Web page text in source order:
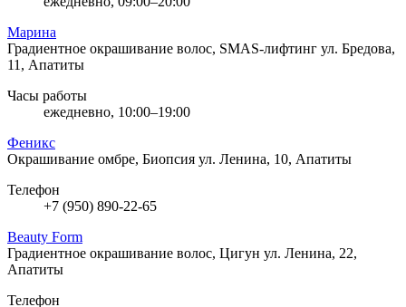
Марина
Градиентное окрашивание волос, SMAS-лифтинг ул. Бредова,
11, Апатиты
Часы работы
ежедневно, 10:00–19:00
Феникс
Окрашивание омбре, Биопсия ул. Ленина, 10, Апатиты
Телефон
+7 (950) 890-22-65
Beauty Form
Градиентное окрашивание волос, Цигун ул. Ленина, 22,
Апатиты
Телефон